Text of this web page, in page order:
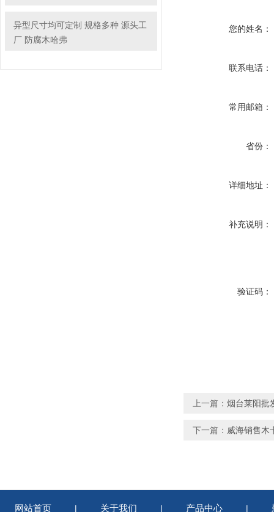
异型尺寸均可定制 规格多种 源头工
厂 防腐木哈弗
您的姓名：
联系电话：
常用邮箱：
省份：
详细地址：
补充说明：
验证码：
上一篇： 烟台莱阳批
下一篇： 威海销售木
网站首页 | 关于我们 | 产品中心 |